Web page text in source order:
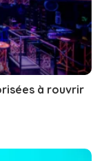
à rouvrir